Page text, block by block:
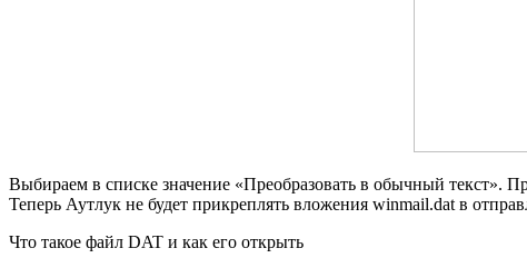
Выбираем в списке значение «Преобразовать в обычный текст».
Теперь Аутлук не будет прикреплять вложения winmail.dat в
Что такое файл DAT и как его открыть